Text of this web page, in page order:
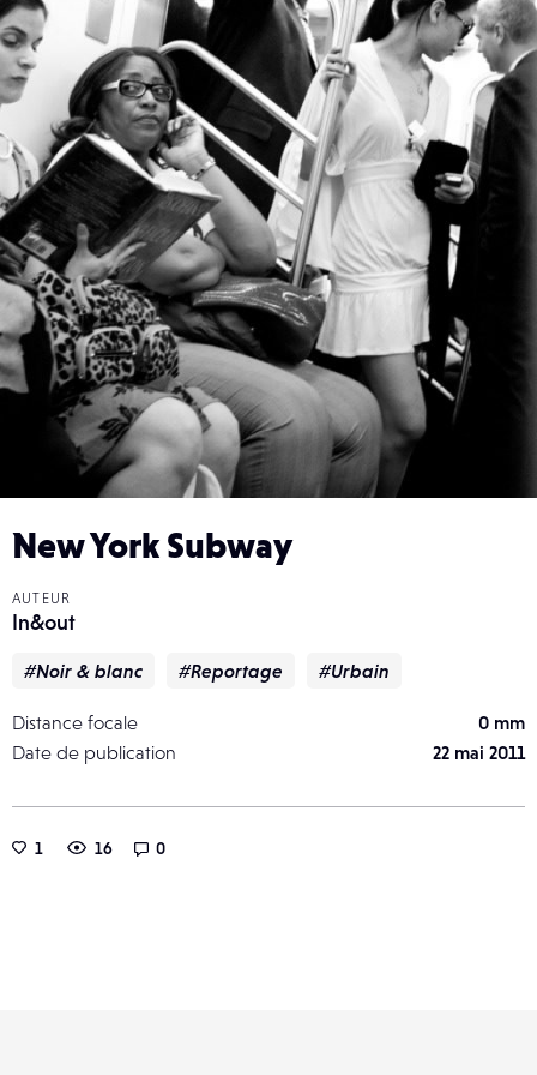
New York Subway
AUTEUR
In&out
#Noir & blanc #Reportage #Urbain
Distance focale
0 mm
Date de publication
22 mai 2011
1 16 0